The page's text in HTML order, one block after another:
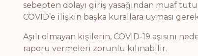
sebepten dolayı giriş yasağından muaf
COVID’e ilişkin başka kurallara uyması
Aşılı olmayan kişilerin, COVID-19 aşısını
raporu vermeleri zorunlu kılınabilir.